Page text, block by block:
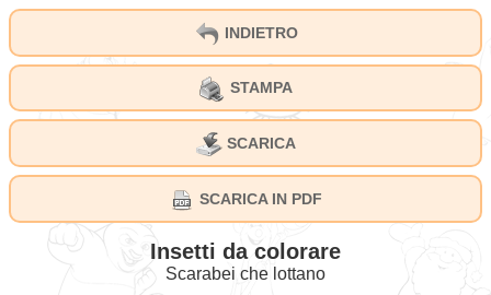
INDIETRO
STAMPA
SCARICA
SCARICA IN PDF
Insetti da colorare
Scarabei che lottano